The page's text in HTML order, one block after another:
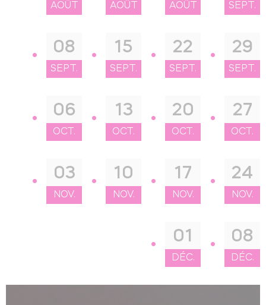
AOÛT AOÛT AOÛT SEPT.
08
SEPT.
15
SEPT.
22
SEPT.
29
SEPT.
06
OCT.
13
OCT.
20
OCT.
27
OCT.
03
NOV.
10
NOV.
17
NOV.
24
NOV.
01
DÉC.
08
DÉC.